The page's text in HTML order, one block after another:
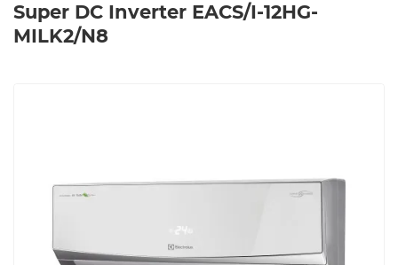
Super DC Inverter EACS/I-12HG-
MILK2/N8